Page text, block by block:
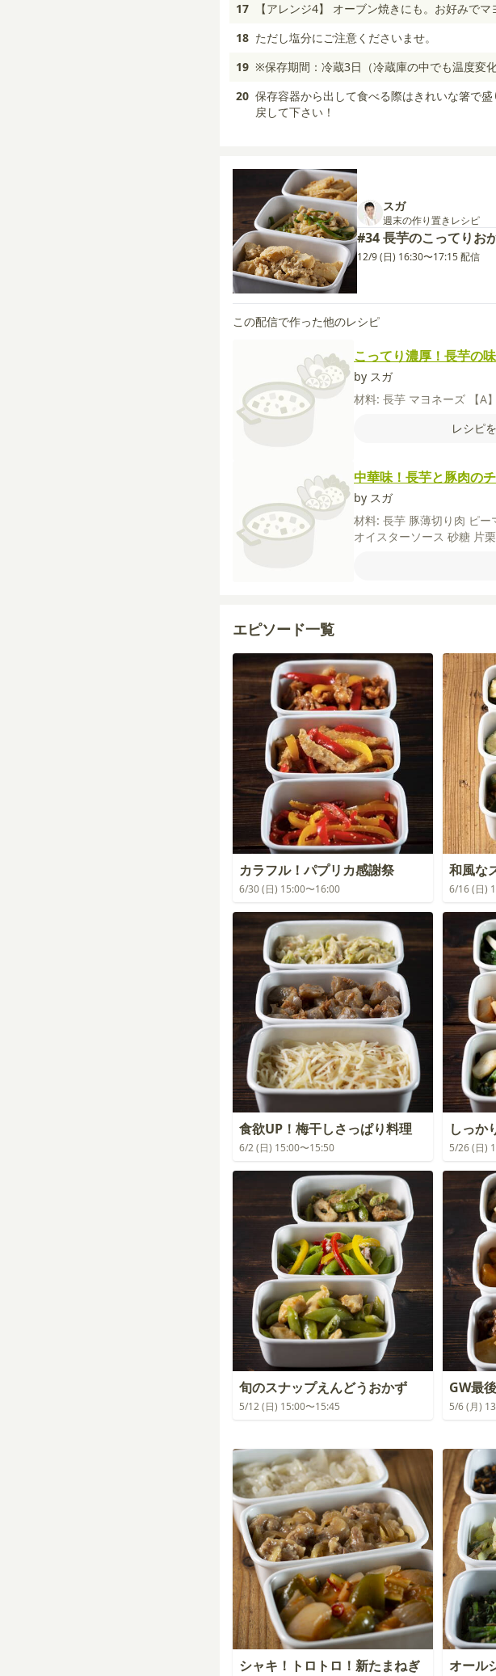
17
【アレンジ4】 オーブン焼きにも。お好みで
18 ただし塩分にご注意くださいませ。
19 ※保存期間：冷蔵3日（冷蔵庫の中でも温度変
20 保存容器から出して食べる際はきれいな箸で
戻して下さい！
スガ
週末の作り置きレシピ
#34 長芋のこってりお
12/9 (日) 16:30〜17:15 配信
この配信で作った他のレシピ
こってり濃厚！長芋の
by スガ
材料: 長芋 マヨネーズ 【A】
レシピ
中華味！長芋と豚肉の
by スガ
材料: 長芋 豚薄切り肉 ピー
オイスターソース 砂糖 片
エピソード一覧
カラフル！パプリカ感謝祭
6/30 (日) 15:00〜16:00
和風な
6/16 (日)
食欲UP！梅干しさっぱり料理
6/2 (日) 15:00〜15:50
しっか
5/26 (日)
旬のスナップえんどうおかず
5/12 (日) 15:00〜15:45
GW最
5/6 (月)
シャキ！トロトロ！新たまねぎ オール